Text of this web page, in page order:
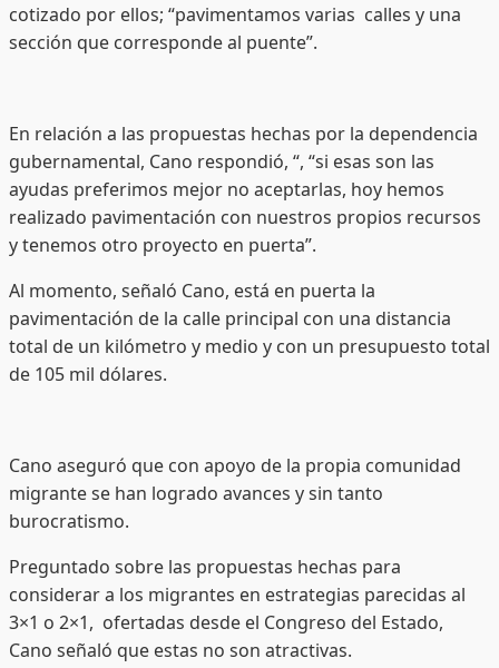
cotizado por ellos; “pavimentamos varias calles y una
sección que corresponde al puente”.
En relación a las propuestas hechas por la dependencia
gubernamental, Cano respondió, “, “si esas son las
ayudas preferimos mejor no aceptarlas, hoy hemos
realizado pavimentación con nuestros propios recursos
y tenemos otro proyecto en puerta”.
Al momento, señaló Cano, está en puerta la
pavimentación de la calle principal con una distancia
total de un kilómetro y medio y con un presupuesto total
de 105 mil dólares.
Cano aseguró que con apoyo de la propia comunidad
migrante se han logrado avances y sin tanto
burocratismo.
Preguntado sobre las propuestas hechas para
considerar a los migrantes en estrategias parecidas al
3×1 o 2×1, ofertadas desde el Congreso del Estado,
Cano señaló que estas no son atractivas.